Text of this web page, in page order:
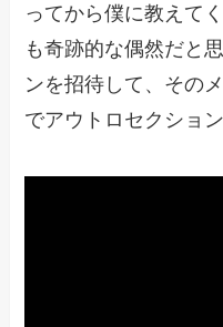
ってから僕に教えて
も奇跡的な偶然だと
ンを招待して、その
でアウトロセクショ